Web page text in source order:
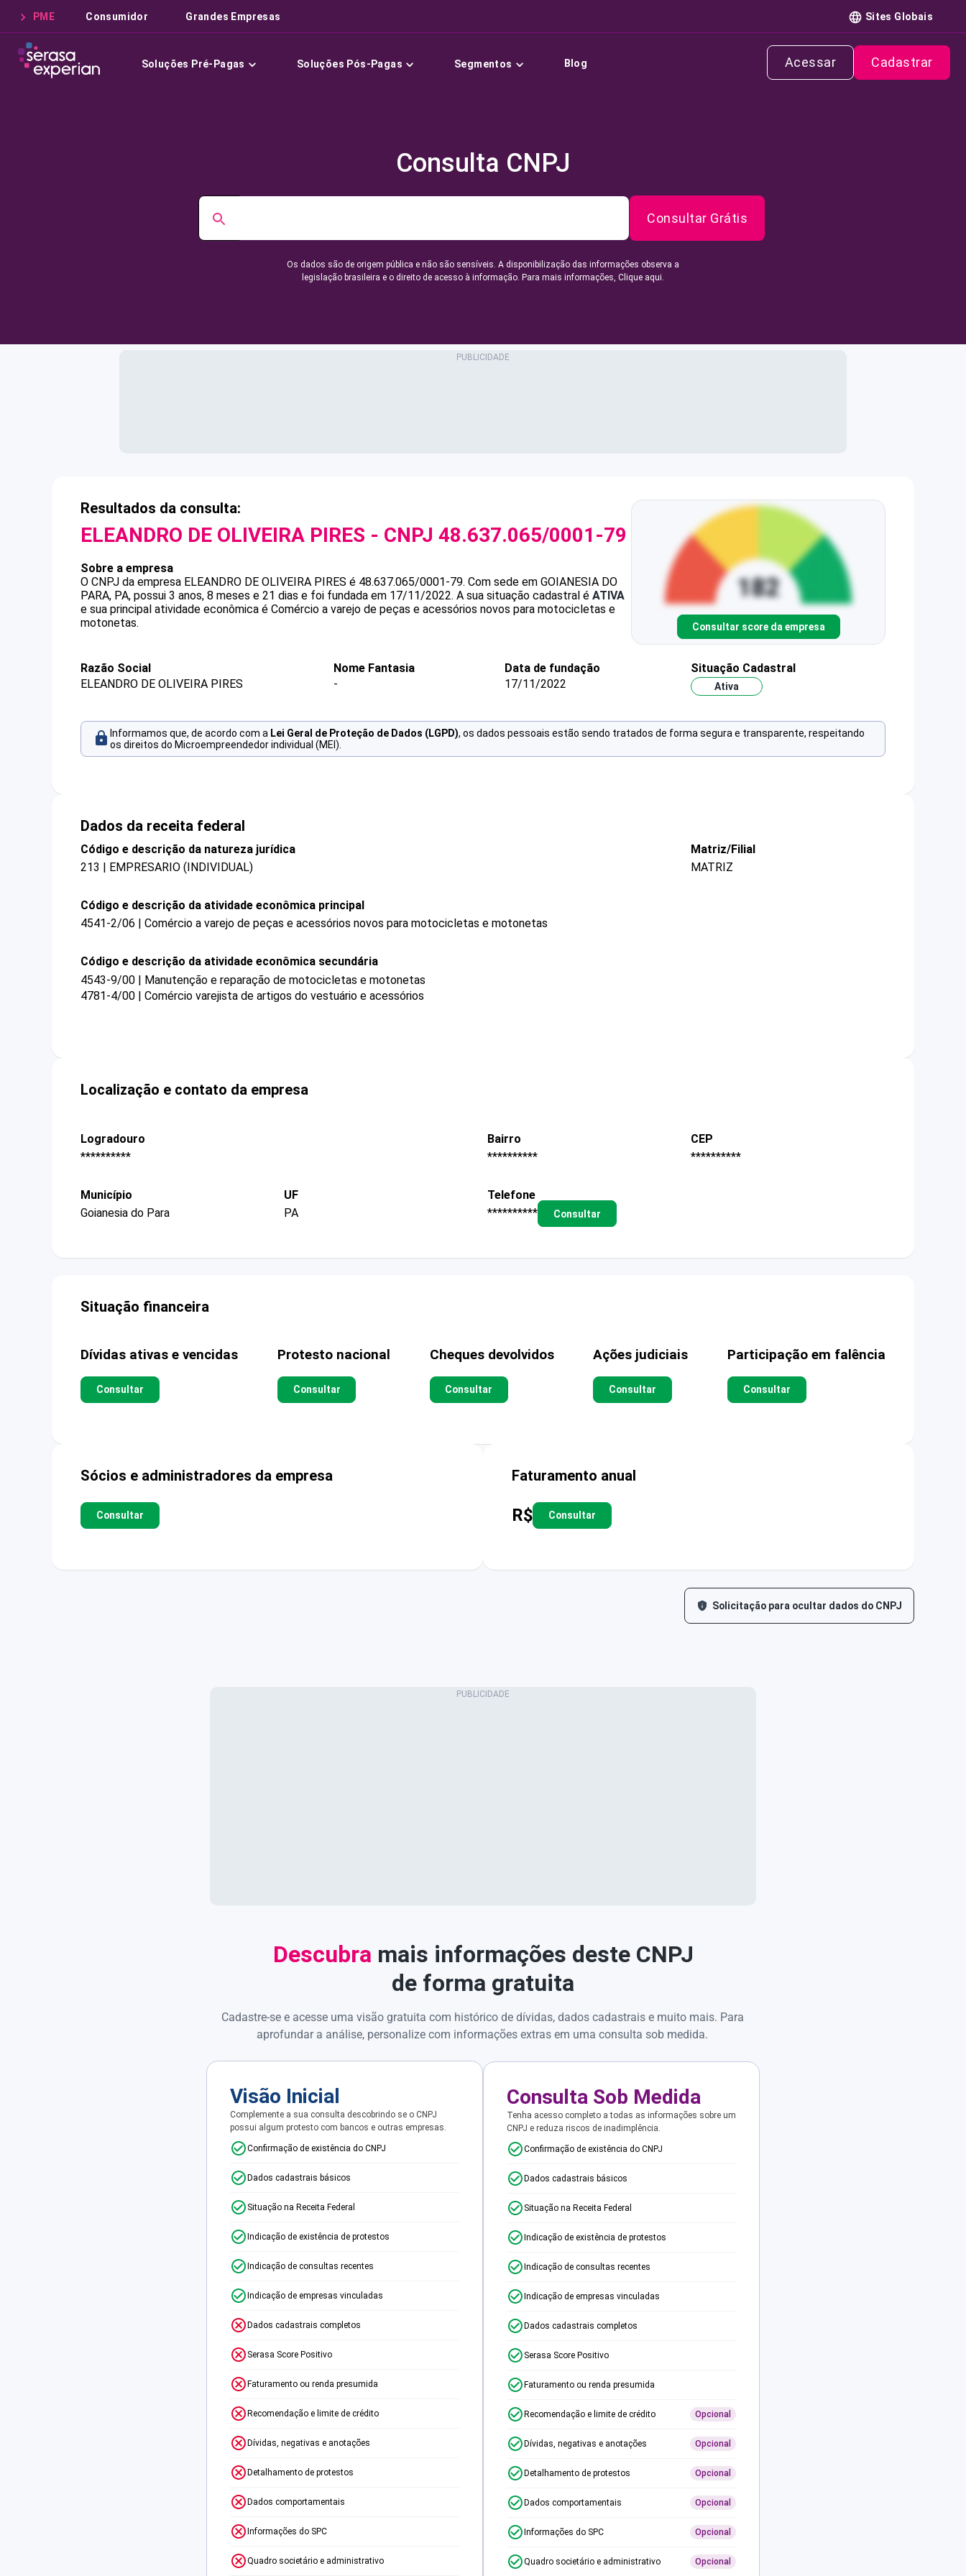
PME Consumidor Grandes Empresas Sites Globais
Soluções Pré-Pagas Soluções Pós-Pagas Segmentos Blog Acessar Cadastrar
Consulta CNPJ
Consultar Grátis
Os dados são de origem pública e não são sensíveis. A disponibilização das informações observa a
legislação brasileira e o direito de acesso à informação. Para mais informações, Clique aqui.
Resultados da consulta:
ELEANDRO DE OLIVEIRA PIRES - CNPJ 48.637.065/0001-79
Sobre a empresa
O CNPJ da empresa ELEANDRO DE OLIVEIRA PIRES é 48.637.065/0001-79. Com sede em GOIANESIA DO
PARA, PA, possui 3 anos, 8 meses e 21 dias e foi fundada em 17/11/2022. A sua situação cadastral é ATIVA
e sua principal atividade econômica é Comércio a varejo de peças e acessórios novos para motocicletas e
motonetas.
Consultar score da empresa
Razão Social
ELEANDRO DE OLIVEIRA PIRES
Nome Fantasia
-
Data de fundação
17/11/2022
Situação Cadastral
Ativa
Informamos que, de acordo com a Lei Geral de Proteção de Dados (LGPD), os dados pessoais estão sendo tratados de forma segura e transparente, respeitando
os direitos do Microempreendedor individual (MEI).
Dados da receita federal
Código e descrição da natureza jurídica
213 | EMPRESARIO (INDIVIDUAL)
Matriz/Filial
MATRIZ
Código e descrição da atividade econômica principal
4541-2/06 | Comércio a varejo de peças e acessórios novos para motocicletas e motonetas
Código e descrição da atividade econômica secundária
4543-9/00 | Manutenção e reparação de motocicletas e motonetas
4781-4/00 | Comércio varejista de artigos do vestuário e acessórios
Localização e contato da empresa
Logradouro
**********
Bairro
**********
CEP
**********
Município
Goianesia do Para
UF
PA
Telefone
**********
Consultar
Situação financeira
Dívidas ativas e vencidas
Consultar
Protesto nacional
Consultar
Cheques devolvidos
Consultar
Ações judiciais
Consultar
Participação em falência
Consultar
Sócios e administradores da empresa
Consultar
Faturamento anual
R$ Consultar
Solicitação para ocultar dados do CNPJ
Descubra mais informações deste CNPJ
de forma gratuita
Cadastre-se e acesse uma visão gratuita com histórico de dívidas, dados cadastrais e muito mais. Para
aprofundar a análise, personalize com informações extras em uma consulta sob medida.
Visão Inicial
Complemente a sua consulta descobrindo se o CNPJ
possui algum protesto com bancos e outras empresas.
Confirmação de existência do CNPJ
Dados cadastrais básicos
Situação na Receita Federal
Indicação de existência de protestos
Indicação de consultas recentes
Indicação de empresas vinculadas
Dados cadastrais completos
Serasa Score Positivo
Faturamento ou renda presumida
Recomendação e limite de crédito
Dívidas, negativas e anotações
Detalhamento de protestos
Dados comportamentais
Informações do SPC
Quadro societário e administrativo
Consulta Sob Medida
Tenha acesso completo a todas as informações sobre um
CNPJ e reduza riscos de inadimplência.
Confirmação de existência do CNPJ
Dados cadastrais básicos
Situação na Receita Federal
Indicação de existência de protestos
Indicação de consultas recentes
Indicação de empresas vinculadas
Dados cadastrais completos
Serasa Score Positivo
Faturamento ou renda presumida
Recomendação e limite de crédito Opcional
Dívidas, negativas e anotações Opcional
Detalhamento de protestos Opcional
Dados comportamentais Opcional
Informações do SPC Opcional
Quadro societário e administrativo Opcional